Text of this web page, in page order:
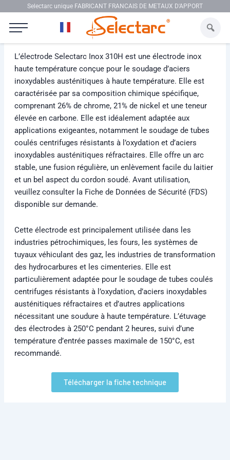
Aller au contenuSelectarc unique FABRICANT FRANCAIS DE METAUX D'APPORT
L’électrode Selectarc Inox 310H est une électrode inox
haute température conçue pour le soudage d’aciers
inoxydables austénitiques à haute température. Elle est
caractérisée par sa composition chimique spécifique,
comprenant 26% de chrome, 21% de nickel et une teneur
élevée en carbone. Elle est idéalement adaptée aux
applications exigeantes, notamment le soudage de tubes
coulés centrifuges résistants à l’oxydation et d’aciers
inoxydables austénitiques réfractaires. Elle offre un arc
stable, une fusion régulière, un enlèvement facile du laitier
et un bel aspect du cordon soudé. Avant utilisation,
veuillez consulter la Fiche de Données de Sécurité (FDS)
disponible sur demande.
Cette électrode est principalement utilisée dans les
industries pétrochimiques, les fours, les systèmes de
tuyaux véhiculant des gaz, les industries de transformation
des hydrocarbures et les cimenteries. Elle est
particulièrement adaptée pour le soudage de tubes coulés
centrifuges résistants à l’oxydation, d’aciers inoxydables
austénitiques réfractaires et d’autres applications
nécessitant une soudure à haute température. L’étuvage
des électrodes à 250°C pendant 2 heures, suivi d’une
température d’entrée passes maximale de 150°C, est
recommandé.
Télécharger la fiche technique